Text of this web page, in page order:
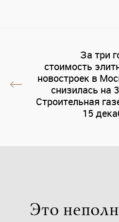
За три
стоимость
новостроек в
снизилась на
Строительная
15
Это